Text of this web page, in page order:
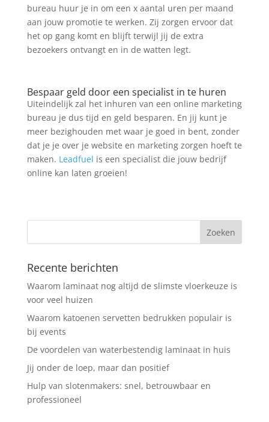
bureau huur je in om een x aantal uren per maand
aan jouw promotie te werken. Zij zorgen ervoor dat
het op gang komt en blijft terwijl jij de extra
bezoekers ontvangt en in de watten legt.
Bespaar geld door een specialist in te huren
Uiteindelijk zal het inhuren van een online marketing
bureau je dus tijd en geld besparen. En jij kunt je
meer bezighouden met waar je goed in bent, zonder
dat je je over je website en marketing zorgen hoeft te
maken. Leadfuel is een specialist die jouw bedrijf
online kan laten groeien!
Recente berichten
Waarom laminaat nog altijd de slimste vloerkeuze is
voor veel huizen
Waarom katoenen servetten bedrukken populair is
bij events
De voordelen van waterbestendig laminaat in huis
Jij onder de loep, maar dan positief
Hulp van slotenmakers: snel, betrouwbaar en
professioneel